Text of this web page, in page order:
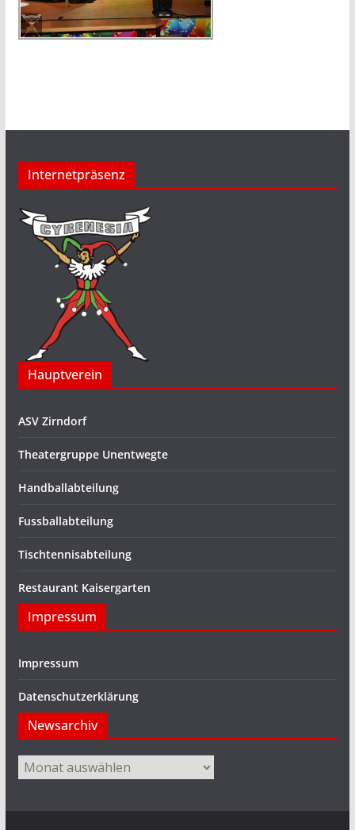
Internetpräsenz
Hauptverein
ASV Zirndorf
Theatergruppe Unentwegte
Handballabteilung
Fussballabteilung
Tischtennisabteilung
Restaurant Kaisergarten
Impressum
Impressum
Datenschutzerklärung
Newsarchiv
Newsarchiv